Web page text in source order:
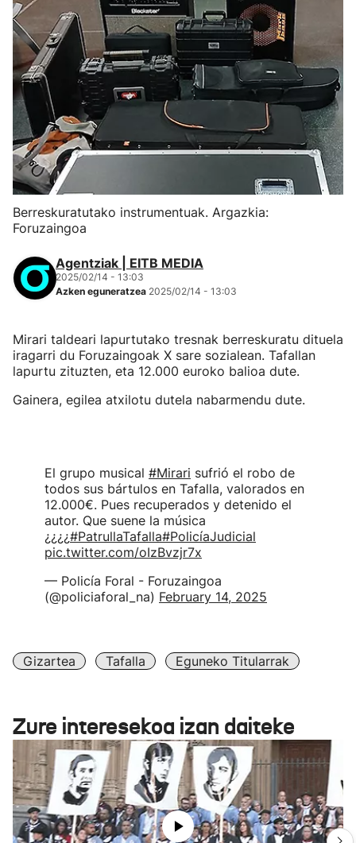
Berreskuratutako instrumentuak. Argazkia:
Foruzaingoa
Agentziak | EITB MEDIA
2025/02/14 - 13:03
Azken eguneratzea 2025/02/14 - 13:03
Mirari taldeari lapurtutako tresnak berreskuratu dituela
iragarri du Foruzaingoak X sare sozialean. Tafallan
lapurtu zituzten, eta 12.000 euroko balioa dute.
Gainera, egilea atxilotu dutela nabarmendu dute.
El grupo musical #Mirari sufrió el robo de
todos sus bártulos en Tafalla, valorados en
12.000€. Pues recuperados y detenido el
autor. Que suene la música
¿¿¿¿#PatrullaTafalla#PolicíaJudicial
pic.twitter.com/oIzBvzjr7x
— Policía Foral - Foruzaingoa
(@policiaforal_na) February 14, 2025
Gizartea Tafalla Eguneko Titularrak
Zure interesekoa izan daiteke